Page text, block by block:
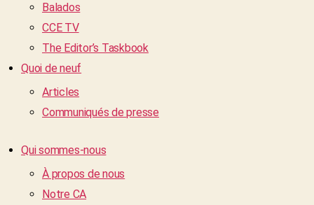
Balados
CCE TV
The Editor’s Taskbook
Quoi de neuf
Articles
Communiqués de presse
Qui sommes-nous
À propos de nous
Notre CA